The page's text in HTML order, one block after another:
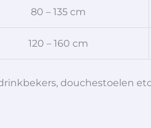
80 – 135 cm
120 – 160 cm
douchestoelen